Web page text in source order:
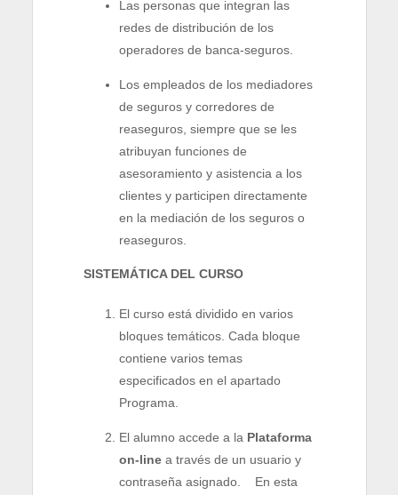
Las personas que integran las
redes de distribución de los
operadores de banca-seguros.
Los empleados de los mediadores
de seguros y corredores de
reaseguros, siempre que se les
atribuyan funciones de
asesoramiento y asistencia a los
clientes y participen directamente
en la mediación de los seguros o
reaseguros.
SISTEMÁTICA DEL CURSO
El curso está dividido en varios
bloques temáticos. Cada bloque
contiene varios temas
especificados en el apartado
Programa.
El alumno accede a la Plataforma
on-line a través de un usuario y
contraseña asignado. En esta